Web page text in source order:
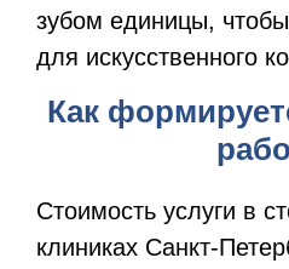
зубом единицы,
для искусственного
Как
Стоимость услуги в
клиниках Санкт-